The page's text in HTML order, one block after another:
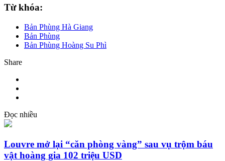
Từ khóa:
Bản Phùng Hà Giang
Bản Phùng
Bản Phùng Hoàng Su Phì
Share
Đọc nhiều
Louvre mở lại “căn phòng vàng” sau vụ trộm báu
vật hoàng gia 102 triệu USD